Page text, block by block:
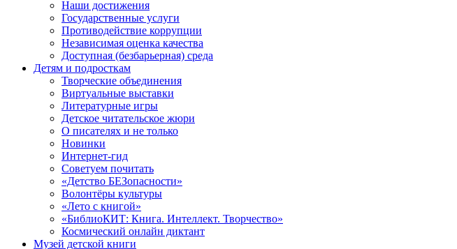
Наши достижения
Государственные услуги
Противодействие коррупции
Независимая оценка качества
Доступная (безбарьерная) среда
Детям и подросткам
Творческие объединения
Виртуальные выставки
Литературные игры
Детское читательское жюри
О писателях и не только
Новинки
Интернет-гид
Советуем почитать
«Детство БЕЗопасности»
Волонтёры культуры
«Лето с книгой»
«БиблиоКИТ: Книга. Интеллект. Творчество»
Космический онлайн диктант
Музей детской книги